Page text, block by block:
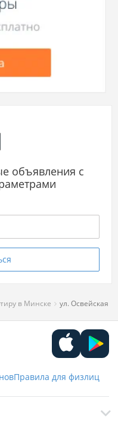
объявления с
в Минске ул. Освейская
Правила для физлиц